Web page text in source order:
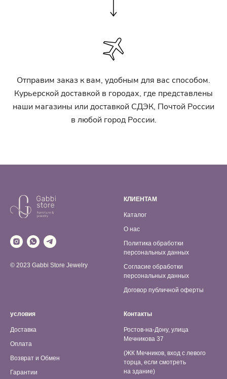
Отправим заказ к вам, удобным для вас способом.
Курьерской доставкой в городах, где представлены
наши магазины или доставкой СДЭК, Почтой России
в любой город России.
© 2023 Gabbi Store Jewelry
КЛИЕНТАМ
Каталог
О нас
Политика обработки
персональных данных
Согласие обработки
персональных данных
Договор публичной оферты
условия
Доставка
Оплата
Возврат и Обмен
Гарантии
Контакты
Ростов-на-Дону, улица
Мечникова 37
(ЖК Мечников, вход с левого
торца, если смотреть
на здание)